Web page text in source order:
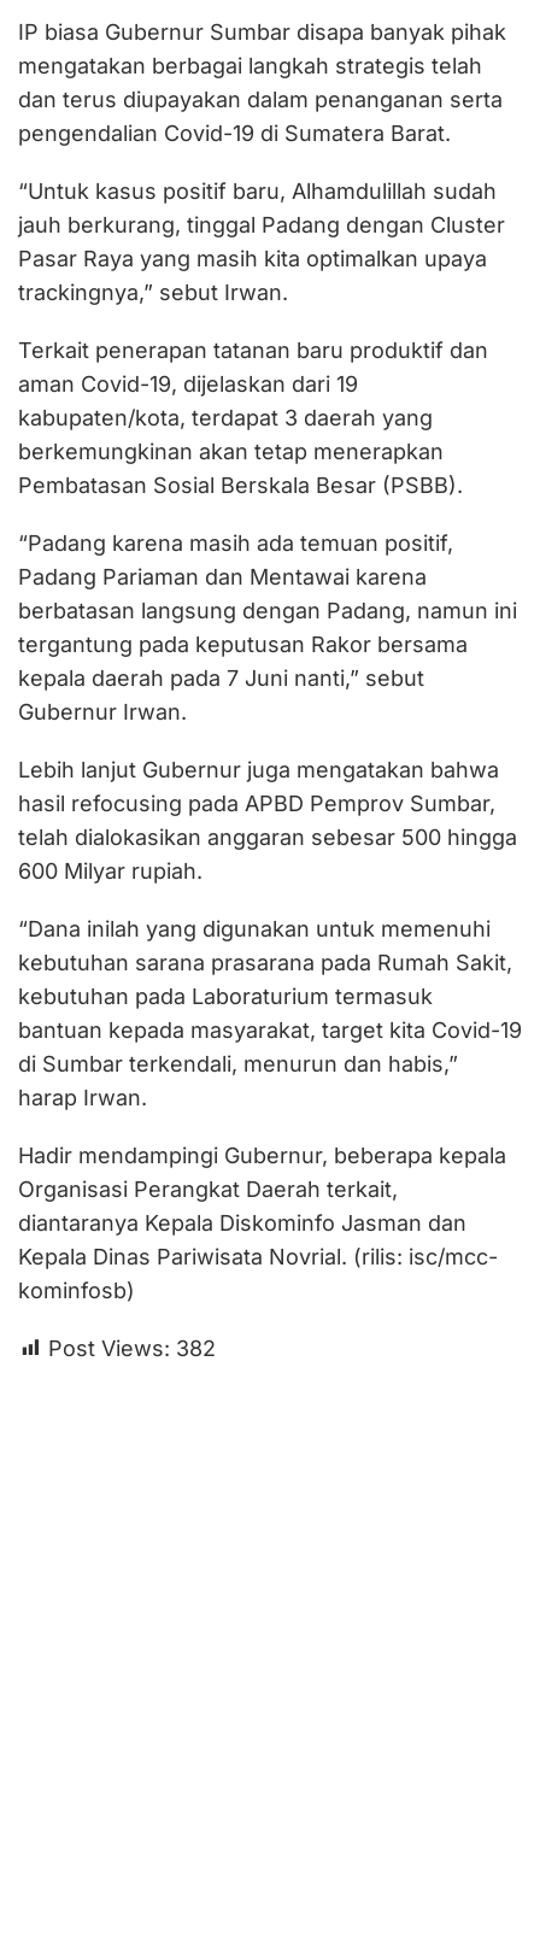
IP biasa Gubernur Sumbar disapa banyak pihak
mengatakan berbagai langkah strategis telah
dan terus diupayakan dalam penanganan serta
pengendalian Covid-19 di Sumatera Barat.
“Untuk kasus positif baru, Alhamdulillah sudah
jauh berkurang, tinggal Padang dengan Cluster
Pasar Raya yang masih kita optimalkan upaya
trackingnya,” sebut Irwan.
Terkait penerapan tatanan baru produktif dan
aman Covid-19, dijelaskan dari 19
kabupaten/kota, terdapat 3 daerah yang
berkemungkinan akan tetap menerapkan
Pembatasan Sosial Berskala Besar (PSBB).
“Padang karena masih ada temuan positif,
Padang Pariaman dan Mentawai karena
berbatasan langsung dengan Padang, namun ini
tergantung pada keputusan Rakor bersama
kepala daerah pada 7 Juni nanti,” sebut
Gubernur Irwan.
Lebih lanjut Gubernur juga mengatakan bahwa
hasil refocusing pada APBD Pemprov Sumbar,
telah dialokasikan anggaran sebesar 500 hingga
600 Milyar rupiah.
“Dana inilah yang digunakan untuk memenuhi
kebutuhan sarana prasarana pada Rumah Sakit,
kebutuhan pada Laboraturium termasuk
bantuan kepada masyarakat, target kita Covid-19
di Sumbar terkendali, menurun dan habis,”
harap Irwan.
Hadir mendampingi Gubernur, beberapa kepala
Organisasi Perangkat Daerah terkait,
diantaranya Kepala Diskominfo Jasman dan
Kepala Dinas Pariwisata Novrial. (rilis: isc/mcc-
kominfosb)
Post Views: 382